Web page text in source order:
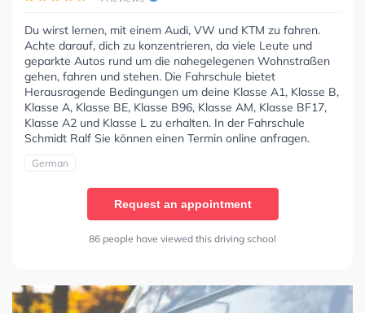
Du wirst lernen, mit einem Audi, VW und KTM zu fahren.
Achte darauf, dich zu konzentrieren, da viele Leute und
geparkte Autos rund um die nahegelegenen Wohnstraßen
gehen, fahren und stehen. Die Fahrschule bietet
Herausragende Bedingungen um deine Klasse A1, Klasse B,
Klasse A, Klasse BE, Klasse B96, Klasse AM, Klasse BF17,
Klasse A2 und Klasse L zu erhalten. In der Fahrschule
Schmidt Ralf Sie können einen Termin online anfragen.
German
Request an appointment
86 people have viewed this driving school